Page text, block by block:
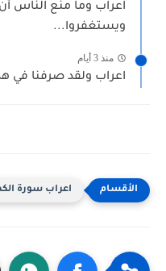
اعراب وما منع الناس
ويستغفروا...
منذ 3 أيام
اعراب ولقد صرفنا في
اعراب سورة